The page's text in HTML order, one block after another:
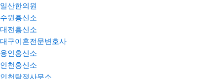
일산한의원
수원흥신소
대전흥신소
대구이혼전문변호사
용인흥신소
인천흥신소
인천탐정사무소